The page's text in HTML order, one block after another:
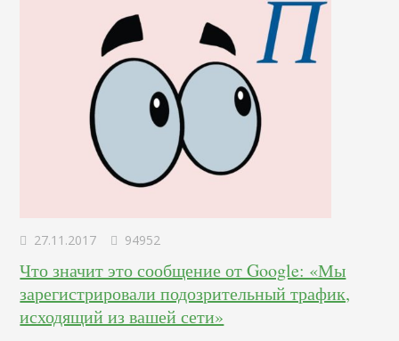
27.11.2017 94952
Что значит это сообщение от Google: «Мы
зарегистрировали подозрительный трафик,
исходящий из вашей сети»